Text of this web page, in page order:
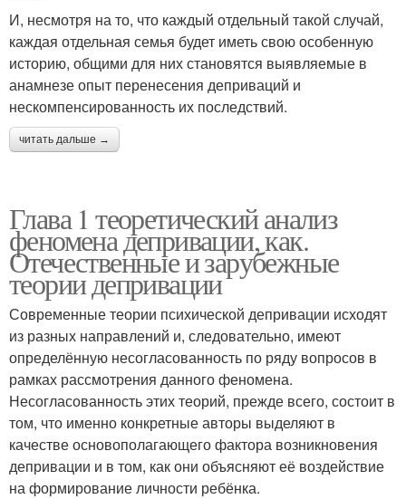
И, несмотря на то, что каждый отдельный такой случай,
каждая отдельная семья будет иметь свою особенную
историю, общими для них становятся выявляемые в
анамнезе опыт перенесения деприваций и
нескомпенсированность их последствий.
читать дальше →
Глава 1 теоретический анализ
феномена депривации, как.
Отечественные и зарубежные
теории депривации
Современные теории психической депривации исходят
из разных направлений и, следовательно, имеют
определённую несогласованность по ряду вопросов в
рамках рассмотрения данного феномена.
Несогласованность этих теорий, прежде всего, состоит в
том, что именно конкретные авторы выделяют в
качестве основополагающего фактора возникновения
депривации и в том, как они объясняют её воздействие
на формирование личности ребёнка.